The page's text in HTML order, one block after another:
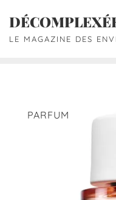
LE MAGAZINE DES
PARFUM